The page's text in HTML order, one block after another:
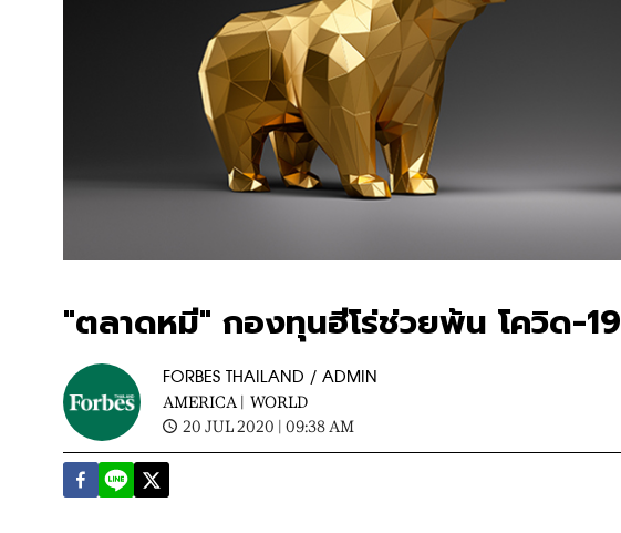
"ตลาดหมี" กองทุนฮีโร่ช่วยพ้น โควิด-19
FORBES THAILAND / ADMIN
AMERICA | WORLD
20 JUL 2020 | 09:38 AM